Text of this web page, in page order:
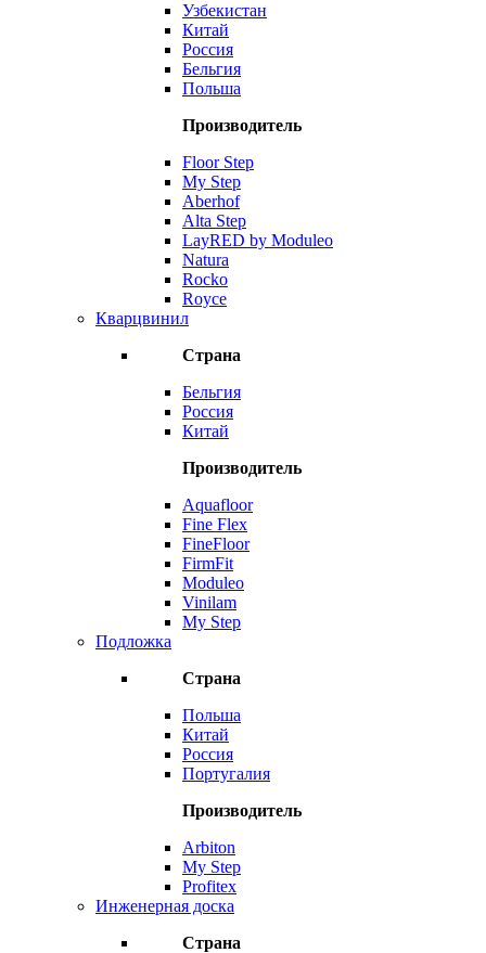
Узбекистан
Китай
Россия
Бельгия
Польша
Производитель
Floor Step
My Step
Aberhof
Alta Step
LayRED by Moduleo
Natura
Rocko
Royce
Кварцвинил
Страна
Бельгия
Россия
Китай
Производитель
Aquafloor
Fine Flex
FineFloor
FirmFit
Moduleo
Vinilam
My Step
Подложка
Страна
Польша
Китай
Россия
Португалия
Производитель
Arbiton
My Step
Profitex
Инженерная доска
Страна